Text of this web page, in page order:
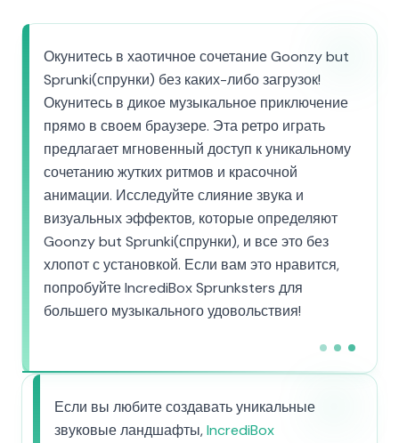
Окунитесь в хаотичное сочетание Goonzy but
Sprunki(спрунки) без каких-либо загрузок!
Окунитесь в дикое музыкальное приключение
прямо в своем браузере. Эта ретро играть
предлагает мгновенный доступ к уникальному
сочетанию жутких ритмов и красочной
анимации. Исследуйте слияние звука и
визуальных эффектов, которые определяют
Goonzy but Sprunki(спрунки), и все это без
хлопот с установкой. Если вам это нравится,
попробуйте IncrediBox Sprunksters для
большего музыкального удовольствия!
Если вы любите создавать уникальные
звуковые ландшафты,IncrediBox